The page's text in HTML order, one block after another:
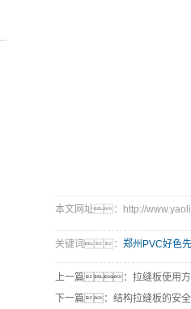
本文网址：http://
关键词： 郑州PVC好色
上一篇： 拉缝板使
下一篇： 结构拉缝板的安